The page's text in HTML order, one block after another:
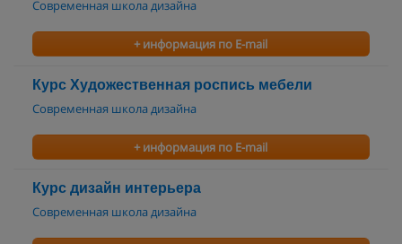
Современная школа дизайна
+ информация по E-mail
Курс Художественная роспись мебели
Современная школа дизайна
+ информация по E-mail
Курс дизайн интерьера
Современная школа дизайна